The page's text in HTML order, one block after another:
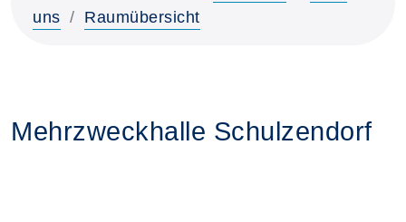
uns
Raumübersicht
Mehrzweckhalle Schulzendorf